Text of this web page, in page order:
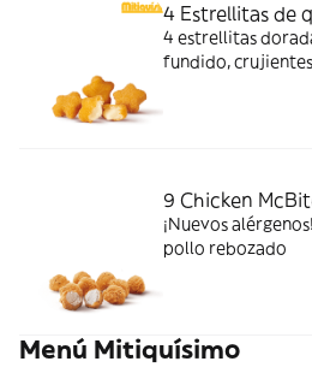
4 Estrellitas de
4 estrellitas
fundido,
9 Chicken
¡Nuevos
pollo rebozado
Menú Mitiquísimo